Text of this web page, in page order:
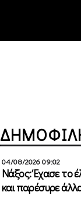
04/08/2026 09:02
Νάξος: Έχασε το
και παρέσυρε